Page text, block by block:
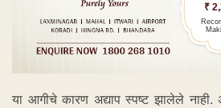
₹
या आगीचे कारण अद्याप स्पष्ट झालेले नाही.